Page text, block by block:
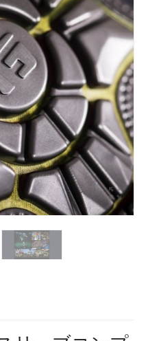
0
）
ウィッシュリスト
お支払い・返品について